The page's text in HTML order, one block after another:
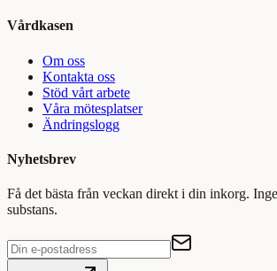
Vårdkasen
Om oss
Kontakta oss
Stöd vårt arbete
Våra mötesplatser
Ändringslogg
Nyhetsbrev
Få det bästa från veckan direkt i din inkorg.
substans.